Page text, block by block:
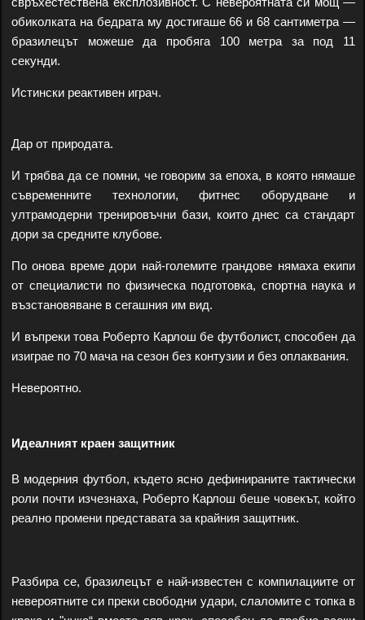
обиколката на бедрата му достигаше 66 и 68 сантиметра —
бразилецът можеше да пробяга 100 метра за под 11
секунди.
Истински реактивен играч.
Дар от природата.
И трябва да се помни, че говорим за епоха, в която нямаше
съвременните технологии, фитнес оборудване и
ултрамодерни тренировъчни бази, които днес са стандарт
дори за средните клубове.
По онова време дори най-големите грандове нямаха екипи
от специалисти по физическа подготовка, спортна наука и
възстановяване в сегашния им вид.
И въпреки това Роберто Карлош бе футболист, способен да
изиграе по 70 мача на сезон без контузии и без оплаквания.
Невероятно.
Идеалният краен защитник
В модерния футбол, където ясно дефинираните тактически
роли почти изчезнаха, Роберто Карлош беше човекът, който
реално промени представата за крайния защитник.
Разбира се, бразилецът е най-известен с компилациите от
невероятните си преки свободни удари, слаломите с топка в